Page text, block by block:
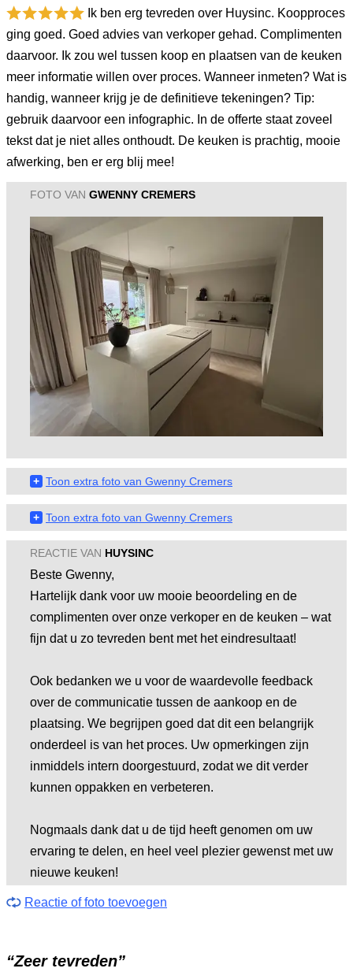
Ik ben erg tevreden over Huysinc. Koopproces
ging goed. Goed advies van verkoper gehad. Complimenten
daarvoor. Ik zou wel tussen koop en plaatsen van de keuken
meer informatie willen over proces. Wanneer inmeten? Wat is
handig, wanneer krijg je de definitieve tekeningen? Tip:
gebruik daarvoor een infographic. In de offerte staat zoveel
tekst dat je niet alles onthoudt. De keuken is prachtig, mooie
afwerking, ben er erg blij mee!
FOTO VAN GWENNY CREMERS
+ Toon extra foto van Gwenny Cremers
+ Toon extra foto van Gwenny Cremers
REACTIE VAN HUYSINC
Beste Gwenny,
Hartelijk dank voor uw mooie beoordeling en de
complimenten over onze verkoper en de keuken – wat
fijn dat u zo tevreden bent met het eindresultaat!
Ook bedanken we u voor de waardevolle feedback
over de communicatie tussen de aankoop en de
plaatsing. We begrijpen goed dat dit een belangrijk
onderdeel is van het proces. Uw opmerkingen zijn
inmiddels intern doorgestuurd, zodat we dit verder
kunnen oppakken en verbeteren.
Nogmaals dank dat u de tijd heeft genomen om uw
ervaring te delen, en heel veel plezier gewenst met uw
nieuwe keuken!
Reactie of foto toevoegen
“Zeer tevreden”